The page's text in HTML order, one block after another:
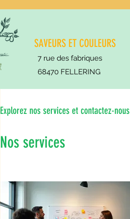
SAVEURS ET COULEURS
7 rue des fabriques
68470 FELLERING
Explorez nos services et contactez-nous
Nos services